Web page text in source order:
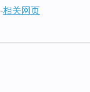
-相关网页